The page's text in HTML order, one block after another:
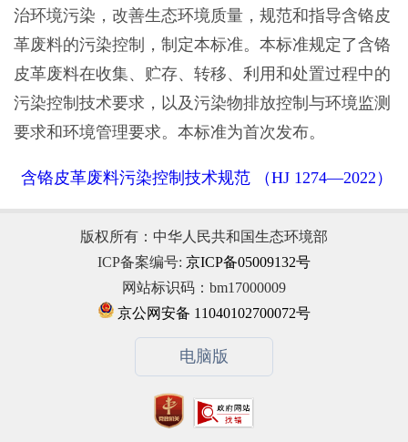
治环境污染，改善生态环境质量，规范和指导含铬皮
革废料的污染控制，制定本标准。本标准规定了含铬
皮革废料在收集、贮存、转移、利用和处置过程中的
污染控制技术要求，以及污染物排放控制与环境监测
要求和环境管理要求。本标准为首次发布。
含铬皮革废料污染控制技术规范 （HJ 1274—2022）
版权所有：中华人民共和国生态环境部
ICP备案编号: 京ICP备05009132号
网站标识码：bm17000009
京公网安备 11040102700072号
电脑版